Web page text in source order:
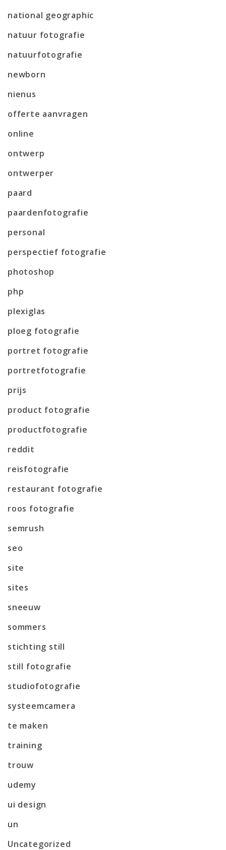
national geographic
natuur fotografie
natuurfotografie
newborn
nienus
offerte aanvragen
online
ontwerp
ontwerper
paard
paardenfotografie
personal
perspectief fotografie
photoshop
php
plexiglas
ploeg fotografie
portret fotografie
portretfotografie
prijs
product fotografie
productfotografie
reddit
reisfotografie
restaurant fotografie
roos fotografie
semrush
seo
site
sites
sneeuw
sommers
stichting still
still fotografie
studiofotografie
systeemcamera
te maken
training
trouw
udemy
ui design
un
Uncategorized